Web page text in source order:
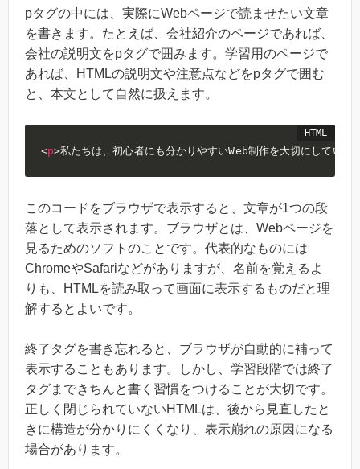
pタグの中には、実際にWebページで読ませたい文章
を書きます。たとえば、会社紹介のページであれば、
会社の説明文をpタグで囲みます。学習用のページで
あれば、HTMLの説明文や注意点などをpタグで囲む
と、本文として自然に扱えます。
<p>私たちは、初心者にも分かりやすいWeb制作を大切にしていま
このコードをブラウザで表示すると、文章が1つの段
落として表示されます。ブラウザとは、Webページを
見るためのソフトのことです。代表的なものには
ChromeやSafariなどがありますが、名前を覚えるよ
りも、HTMLを読み取って画面に表示するものだと理
解するとよいです。
終了タグを書き忘れると、ブラウザが自動的に補って
表示することもあります。しかし、学習段階では終了
タグまできちんと書く習慣をつけることが大切です。
正しく閉じられていないHTMLは、後から見直したと
きに構造が分かりにくくなり、表示崩れの原因になる
場合があります。